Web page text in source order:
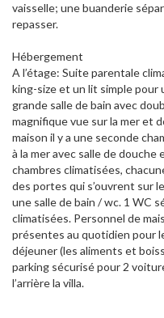
vaisselle; une buanderie
repasser.
Hébergement
A l’étage: Suite parentale
king-size et un lit simple pour
grande salle de bain avec
magnifique vue sur la mer et
maison il y a une seconde
à la mer avec salle de douche
chambres climatisées,
des portes qui s’ouvrent sur
une salle de bain / wc. 1 WC
climatisées. Personnel de
présentes au quotidien pour
déjeuner (les aliments et
parking sécurisé pour 2
l’arrière la villa.